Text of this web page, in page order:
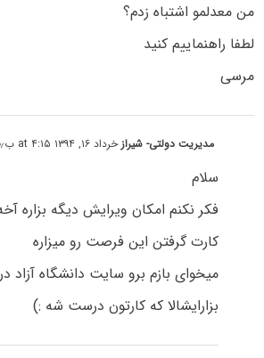
من معدلمو اشتباه زدم؟
لطفا راهنماییم کنید
مرسی
مدیریت دولتی- شیرازخرداد ۱۶, ۱۳۹۴ at ۴:۱۵ ب٫ظ
سلام
فکر نکنم امکان ویرایش دیگه بزاره
کارت گرفتن این فرصت رو میزاره
میخوای بازم برو سایت دانشگاه آزاد
بزارایشالا که کارتون درست شه :)